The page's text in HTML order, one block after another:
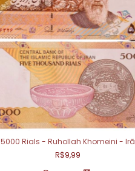
5000 Rials - Ruhollah Khomeini - Irã
R$9,99